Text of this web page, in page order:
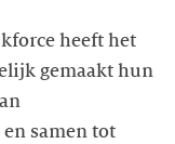
heeft het
gemaakt hun
samen tot